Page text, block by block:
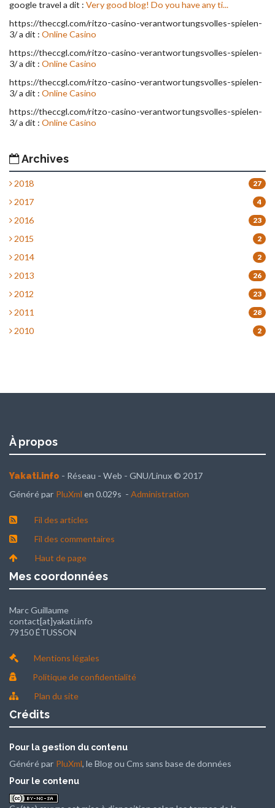
google travel a dit : Very good blog! Do you have any ti...
https://theccgl.com/ritzo-casino-verantwortungsvolles-spielen-
3/ a dit : Online Casino
https://theccgl.com/ritzo-casino-verantwortungsvolles-spielen-
3/ a dit : Online Casino
https://theccgl.com/ritzo-casino-verantwortungsvolles-spielen-
3/ a dit : Online Casino
https://theccgl.com/ritzo-casino-verantwortungsvolles-spielen-
3/ a dit : Online Casino
Archives
2018 27
2017 4
2016 23
2015 2
2014 2
2013 26
2012 23
2011 28
2010 2
À propos
Yakati.info - Réseau - Web - GNU/Linux © 2017
Généré par PluXml en 0.029s - Administration
Fil des articles
Fil des commentaires
Haut de page
Mes coordonnées
Marc Guillaume
contact[at]yakati.info
79150 ÉTUSSON
Mentions légales
Politique de confidentialité
Plan du site
Crédits
Pour la gestion du contenu
Généré par PluXml, le Blog ou Cms sans base de données
Pour le contenu